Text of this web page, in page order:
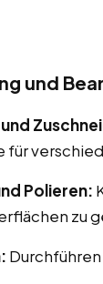
und
für
Polieren:
zu